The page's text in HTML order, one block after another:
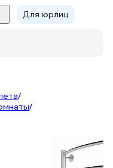
Для юрлиц
/
/